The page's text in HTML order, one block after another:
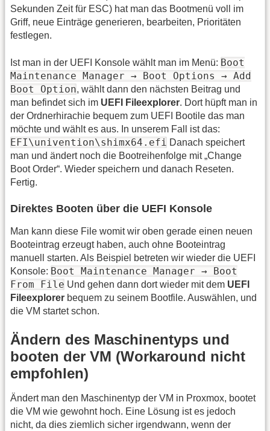
Sekunden Zeit für ESC) hat man das Bootmenü voll im
Griff, neue Einträge generieren, bearbeiten, Prioritäten
festlegen.
Ist man in der UEFI Konsole wählt man im Menü: Boot
Maintenance Manager → Boot Options → Add
Boot Option, wählt dann den nächsten Beitrag und
man befindet sich im UEFI Fileexplorer. Dort hüpft man in
der Ordnerhirachie bequem zum UEFI Bootile das man
möchte und wählt es aus. In unserem Fall ist das:
EFI\univention\shimx64.efi Danach speichert
man und ändert noch die Bootreihenfolge mit „Change
Boot Order“. Wieder speichern und danach Reseten.
Fertig.
Direktes Booten über die UEFI Konsole
Man kann diese File womit wir oben gerade einen neuen
Booteintrag erzeugt haben, auch ohne Booteintrag
manuell starten. Als Beispiel betreten wir wieder die UEFI
Konsole: Boot Maintenance Manager → Boot
From File Und gehen dann dort wieder mit dem UEFI
Fileexplorer bequem zu seinem Bootfile. Auswählen, und
die VM startet schon.
Ändern des Maschinentyps und
booten der VM (Workaround nicht
empfohlen)
Ändert man den Maschinentyp der VM in Proxmox, bootet
die VM wie gewohnt hoch. Eine Lösung ist es jedoch
nicht, da dies ziemlich sicher irgendwann, wenn der